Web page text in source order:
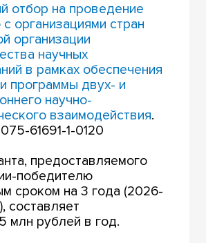
отбор на проведение
организациями стран
организации
научных
в рамках обеспечения
программы двух- и
научно-
взаимодействия.
61691-1-0120
предоставляемого
победителю
сроком на 3 года (2026-
составляет
млн рублей в год.